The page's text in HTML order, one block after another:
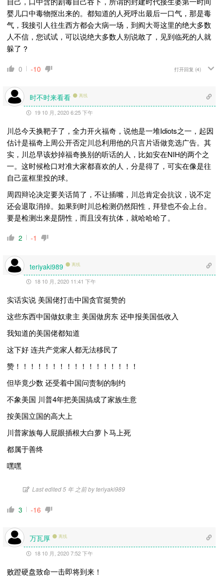
婴儿口中毒物抠出来的。都知道的人死呼出最后一口气，那是毒
气，我接引人往生西方都会大病一场，到阎大哥这里的绝大多数
人不信，您试试，可以说绝大多数人别说敢了，见到临死的人就
躲了 ?
0 -10 打开回复 (4)
时不时来看看 离线
19 10 月, 2020 6:25 下午
川总今天换靶子了，全力开火福奇，说他是一堆Idiots之一，起因
估计是福奇上周公开否定川总利用他的只言片语做竞选广告。其
实，川总早该炒掉福奇换别的听话的人，比如安在NIH的两个之
一。这时候枪口对准大家都喜欢的人，分是得了，可实在像是往
自己蓝框里投的球。
周四辩论决定要关话筒了，不让插嘴，川总肯定会抗议，说不定
还会退取消掉。如果到时川总检测仍然阳性，拜登也不会上台。
要是检测出来是阴性，而且没有抗体，就哈哈哈了。
2 -1
teriyaki989 离线
18 10 月, 2020 11:41 下午
实话实说 美国佬打击中国贪官挺赞的
这些东西中国做奴隶主 美国做房东 还申报美国低收入
我知道的美国佬都知道
这下好 连共产党家人都无法移民了
赞！！！！！！！！！！！！！！！！！
但毕竟少数 还受着中国问责制的制约
不象美国 川普4年把美国搞成了家族生意
按美国立国的高大上
川普家族每人屁眼插根大白萝卜马上死
都属于善终
嘿嘿
Last edited 5 年 之前 by teriyaki989
3 -16
万瓦厚 离线
18 10 月, 2020 7:52 下午
败蹬硬盘致命一击即将到来！